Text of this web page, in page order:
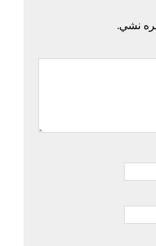
نشي.